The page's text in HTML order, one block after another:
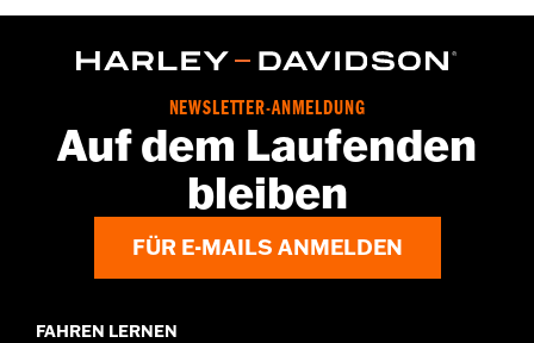
Kollektion:Iron Bond
GARANTIE:2 Jahre beschränkte Garantie – Alle Details dazu auf
www.h-d.com/warranty
Herkunft:
Importiert
NEWSLETTER-ANMELDUNG
Auf dem Laufenden
bleiben
FÜR E-MAILS ANMELDEN
FAHREN LERNEN